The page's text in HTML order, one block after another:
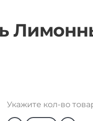
Укажите кол-во